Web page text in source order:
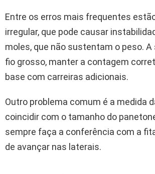
Entre os erros mais frequentes
irregular, que pode causar
moles, que não sustentam o peso.
fio grosso, manter a contagem
base com carreiras adicionais.
Outro problema comum é a medida
coincidir com o tamanho do
sempre faça a conferência com a
de avançar nas laterais.